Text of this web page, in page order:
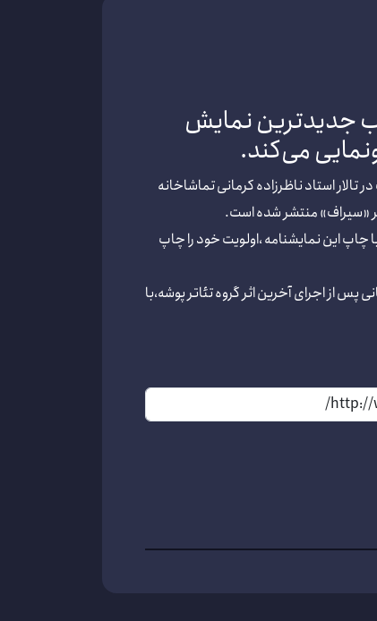
جدیدترین نمایش
می‌کند.
استاد ناظرزاده کرمانی تماشاخانه
«سیراف» منتشر شده است.
کتاب “پیاده در مه” که شامل دو نمایشنامه از ایوب آقاخانی است، در سال 92 آغاز کرد ، با چاپ این نمایشنامه ،اولویت خود را چاپ
از اجرای آخرین اثر گروه تئاتر پوشه،با